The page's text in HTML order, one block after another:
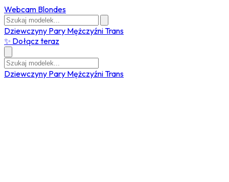
Webcam Blondes
Dziewczyny Pary MężczyźniTrans
✨ Dołącz teraz
Dziewczyny Pary MężczyźniTrans